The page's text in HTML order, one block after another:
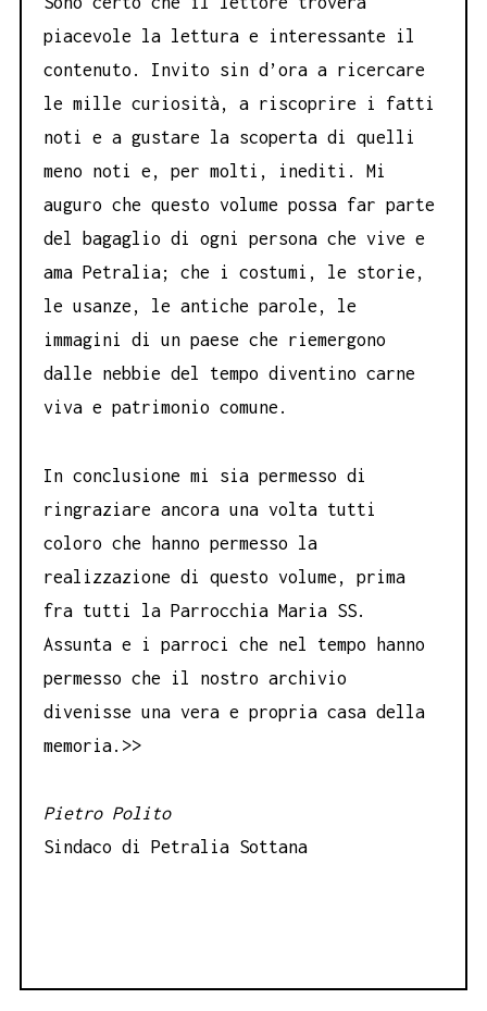
piacevole la lettura e interessante il
contenuto. Invito sin d’ora a ricercare
le mille curiosità, a riscoprire i fatti
noti e a gustare la scoperta di quelli
meno noti e, per molti, inediti. Mi
auguro che questo volume possa far parte
del bagaglio di ogni persona che vive e
ama Petralia; che i costumi, le storie,
le usanze, le antiche parole, le
immagini di un paese che riemergono
dalle nebbie del tempo diventino carne
viva e patrimonio comune.
In conclusione mi sia permesso di
ringraziare ancora una volta tutti
coloro che hanno permesso la
realizzazione di questo volume, prima
fra tutti la Parrocchia Maria SS.
Assunta e i parroci che nel tempo hanno
permesso che il nostro archivio
divenisse una vera e propria casa della
memoria.>>
Pietro Polito
Sindaco di Petralia Sottana